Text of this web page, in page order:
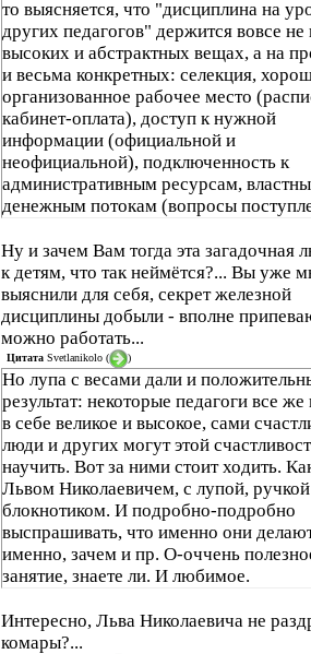
то выясняется, что "дисциплина на
других педагогов" держится вовсе не
высоких и абстрактных вещах, а на
и весьма конкретных: селекция,
организованное рабочее место
кабинет-оплата), доступ к нужной
информации (официальной и
неофициальной), подключенность к
административным ресурсам,
денежным потокам (вопросы
них), связи во властной вертикали и
Ну и зачем Вам тогда эта загадочная
к детям, что так неймётся?... Вы уже
выяснили для себя, секрет железной
дисциплины добыли - вполне
можно работать...
Цитата Svetlanikolo ( )
Но лупа с весами дали и
результат: некоторые педагоги все же
в себе великое и высокое, сами
люди и других могут этой
научить. Вот за ними стоит ходить.
Львом Николаевичем, с лупой,
блокнотиком. И подробно-подробно
выспрашивать, что именно они
именно, зачем и пр. О-оччень
занятие, знаете ли. И любимое.
Интересно, Льва Николаевича не
комары?...